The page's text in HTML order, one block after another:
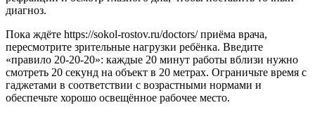
диагноз.
Пока ждёте https://sokol-rostov.ru/doctors/ приёма врача,
пересмотрите зрительные нагрузки ребёнка. Введите
«правило 20-20-20»: каждые 20 минут работы вблизи нужно
смотреть 20 секунд на объект в 20 метрах. Ограничьте время с
гаджетами в соответствии с возрастными нормами и
обеспечьте хорошо освещённое рабочее место.